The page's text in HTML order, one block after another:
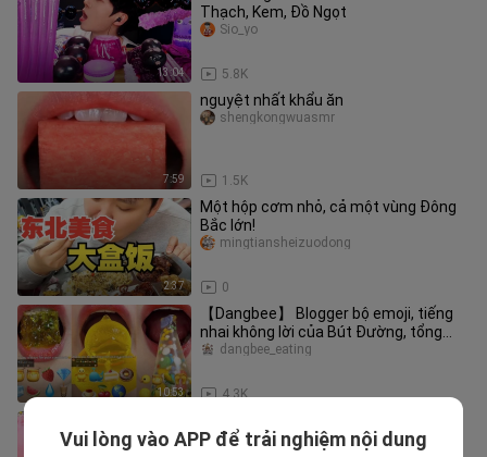
13:04
Thạch, Kem, Đồ Ngọt
5.8K
Sio_yo
7:59
nguyệt nhất khẩu ăn
1.5K
shengkongwuasmr
2:37
Một hộp cơm nhỏ, cả một vùng Đông
Bắc lớn!
0
mingtiansheizuodong
10:53
【Dangbee】 Blogger bộ emoji, tiếng
nhai không lời của Bút Đường, tổng
hợp các video cắn một miếng thạ
4.3K
dangbee_eating
hồng đầy cám dỗ!
Vui lòng vào APP để trải nghiệm nội dung